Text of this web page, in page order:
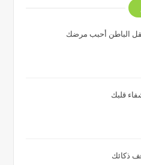
الباطن أحبب مرضك
قلبك
ذكائك